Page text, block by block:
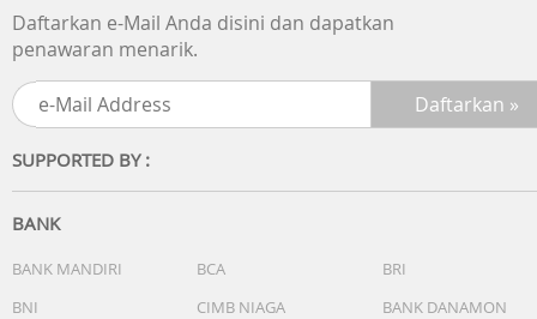
Daftarkan e-Mail Anda disini dan dapatkan
penawaran menarik.
SUPPORTED BY :
BANK
BANK MANDIRI BCA
BRI
BNI
CIMB NIAGA
BANK DANAMON